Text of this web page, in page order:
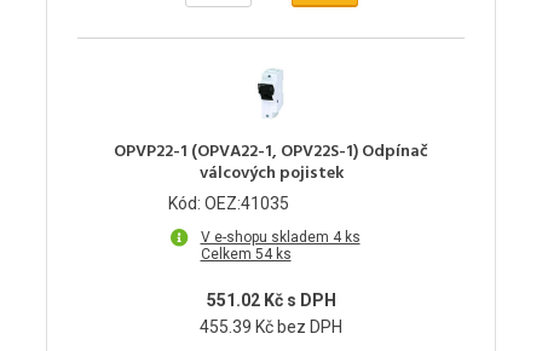
OPVP22-1 (OPVA22-1, OPV22S-1) Odpínač
válcových pojistek
Kód: OEZ:41035
V e-shopu skladem 4 ks
Celkem 54 ks
551.02 Kč s DPH
455.39 Kč bez DPH